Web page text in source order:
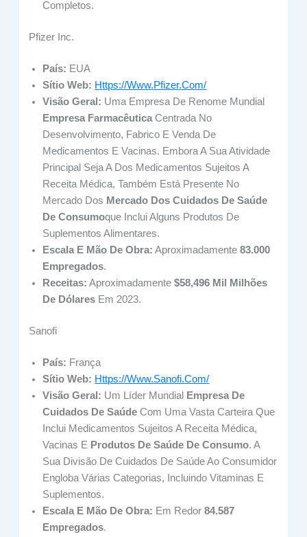
Completos.
Pfizer Inc.
País: EUA
Sítio Web: Https://www.pfizer.com/
Visão Geral: Uma Empresa De Renome Mundial
Empresa Farmacêutica Centrada No
Desenvolvimento, Fabrico E Venda De
Medicamentos E Vacinas. Embora A Sua Atividade
Principal Seja A Dos Medicamentos Sujeitos A
Receita Médica, Também Está Presente No
Mercado Dos Mercado Dos Cuidados De Saúde
De ConsumoQue Inclui Alguns Produtos De
Suplementos Alimentares.
Escala E Mão De Obra: Aproximadamente83.000
Empregados.
Receitas: Aproximadamente$58,496 Mil Milhões
De Dólares Em 2023.
Sanofi
País: França
Sítio Web: Https://www.sanofi.com/
Visão Geral: Um Líder Mundial
Empresa De
Cuidados De Saúde Com Uma Vasta Carteira Que
Inclui Medicamentos Sujeitos A Receita Médica,
Vacinas E Produtos De Saúde De Consumo. A
Sua Divisão De Cuidados De Saúde Ao Consumidor
Engloba Várias Categorias, Incluindo Vitaminas E
Suplementos.
Escala E Mão De Obra: Em Redor84.587
Empregados.